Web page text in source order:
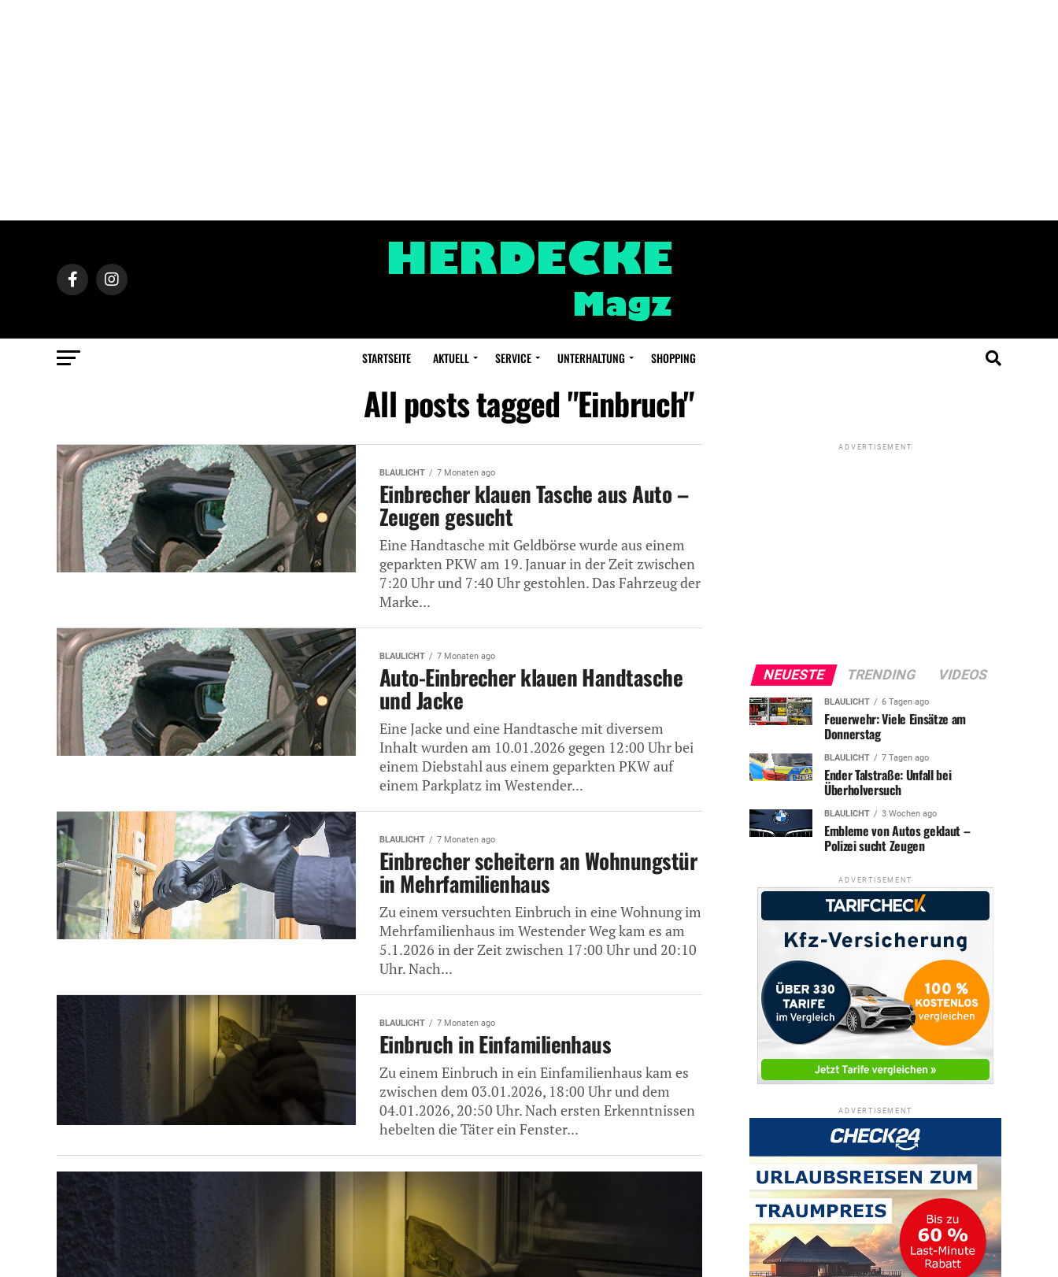
STARTSEITE AKTUELL SERVICE UNTERHALTUNG SHOPPING
All posts tagged "Einbruch"
BLAULICHT 7 Monaten ago
Einbrecher klauen Tasche aus Auto –
Zeugen gesucht
Eine Handtasche mit Geldbörse wurde aus einem
geparkten PKW am 19. Januar in der Zeit zwischen
7:20 Uhr und 7:40 Uhr gestohlen. Das Fahrzeug der
Marke...
BLAULICHT 7 Monaten ago
Auto-Einbrecher klauen Handtasche
und Jacke
Eine Jacke und eine Handtasche mit diversem
Inhalt wurden am 10.01.2026 gegen 12:00 Uhr bei
einem Diebstahl aus einem geparkten PKW auf
einem Parkplatz im Westender...
BLAULICHT 7 Monaten ago
Einbrecher scheitern an Wohnungstür
in Mehrfamilienhaus
Zu einem versuchten Einbruch in eine Wohnung im
Mehrfamilienhaus im Westender Weg kam es am
5.1.2026 in der Zeit zwischen 17:00 Uhr und 20:10
Uhr. Nach...
BLAULICHT 7 Monaten ago
Einbruch in Einfamilienhaus
Zu einem Einbruch in ein Einfamilienhaus kam es
zwischen dem 03.01.2026, 18:00 Uhr und dem
04.01.2026, 20:50 Uhr. Nach ersten Erkenntnissen
hebelten die Täter ein Fenster...
ADVERTISEMENT
NEUESTE TRENDING VIDEOS
BLAULICHT 6 Tagen ago
Feuerwehr: Viele Einsätze am
Donnerstag
BLAULICHT 7 Tagen ago
Ender Talstraße: Unfall bei
Überholversuch
BLAULICHT 3 Wochen ago
Embleme von Autos geklaut –
Polizei sucht Zeugen
ADVERTISEMENT
ADVERTISEMENT